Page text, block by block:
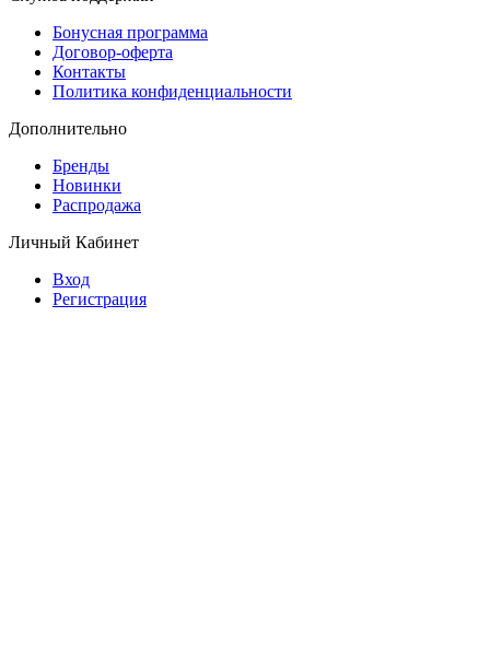
Бонусная программа
Договор-оферта
Контакты
Политика конфиденциальности
Дополнительно
Бренды
Новинки
Распродажа
Личный Кабинет
Вход
Регистрация